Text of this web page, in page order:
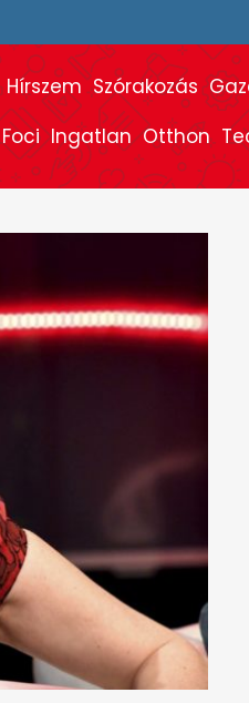
Hírszem Szórakozás
Foci Ingatlan Otthon